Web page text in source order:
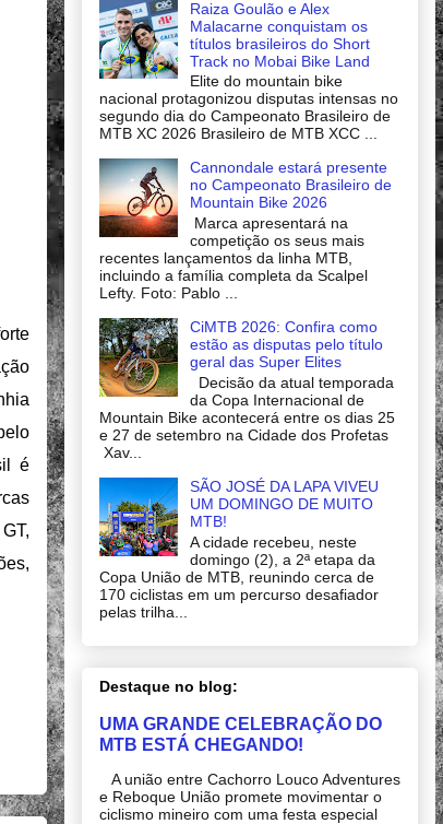
é
Raiza Goulão e Alex
Malacarne conquistam os
títulos brasileiros do Short
Track no Mobai Bike Land
Elite do mountain bike
nacional protagonizou disputas intensas no
segundo dia do Campeonato Brasileiro de
MTB XC 2026 Brasileiro de MTB XCC ...
Cannondale estará presente
no Campeonato Brasileiro de
Mountain Bike 2026
Marca apresentará na
competição os seus mais
recentes lançamentos da linha MTB,
incluindo a família completa da Scalpel
Lefty. Foto: Pablo ...
CiMTB 2026: Confira como
estão as disputas pelo título
geral das Super Elites
Decisão da atual temporada
da Copa Internacional de
Mountain Bike acontecerá entre os dias 25
e 27 de setembro na Cidade dos Profetas
Xav...
SÃO JOSÉ DA LAPA VIVEU
UM DOMINGO DE MUITO
MTB!
A cidade recebeu, neste
domingo (2), a 2ª etapa da
Copa União de MTB, reunindo cerca de
170 ciclistas em um percurso desafiador
pelas trilha...
Destaque no blog:
UMA GRANDE CELEBRAÇÃO DO
MTB ESTÁ CHEGANDO!
A união entre Cachorro Louco Adventures
e Reboque União promete movimentar o
ciclismo mineiro com uma festa especial